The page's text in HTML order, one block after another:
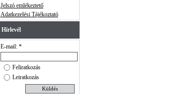
Jelszó emlékeztető
Adatkezelési Tájékoztató
Hírlevél
E-mail: *
Feliratkozás
Leiratkozás